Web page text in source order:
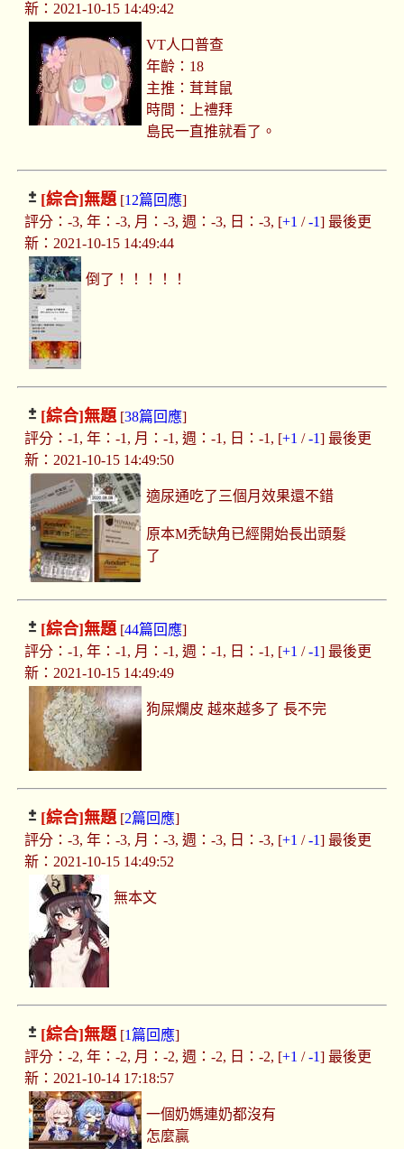
新：2021-10-15 14:49:42
VT人口普查
年齡：18
主推：茸茸鼠
時間：上禮拜
島民一直推就看了。
[綜合]無題[12篇回應]
評分：-3, 年：-3, 月：-3, 週：-3, 日：-3, [+1 /-1] 最後更
新：2021-10-15 14:49:44
倒了！！！！！
[綜合]無題[38篇回應]
評分：-1, 年：-1, 月：-1, 週：-1, 日：-1, [+1 /-1] 最後更
新：2021-10-15 14:49:50
適尿通吃了三個月效果還不錯
原本M禿缺角已經開始長出頭髮
了
[綜合]無題[44篇回應]
評分：-1, 年：-1, 月：-1, 週：-1, 日：-1, [+1 /-1] 最後更
新：2021-10-15 14:49:49
狗屎爛皮 越來越多了 長不完
[綜合]無題[2篇回應]
評分：-3, 年：-3, 月：-3, 週：-3, 日：-3, [+1 /-1] 最後更
新：2021-10-15 14:49:52
無本文
[綜合]無題[1篇回應]
評分：-2, 年：-2, 月：-2, 週：-2, 日：-2, [+1 /-1] 最後更
新：2021-10-14 17:18:57
一個奶媽連奶都沒有
怎麼贏